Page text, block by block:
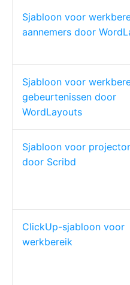
Sjabloon voor
aannemers door
Sjabloon voor
gebeurtenissen door
WordLayouts
Sjabloon voor
door Scribd
ClickUp-sjabloon voor
werkbereik